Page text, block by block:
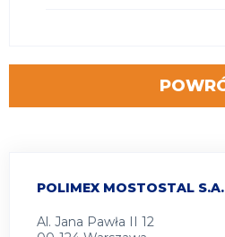
POLIMEX MOSTOSTAL S.A.
Al. Jana Pawła II 12